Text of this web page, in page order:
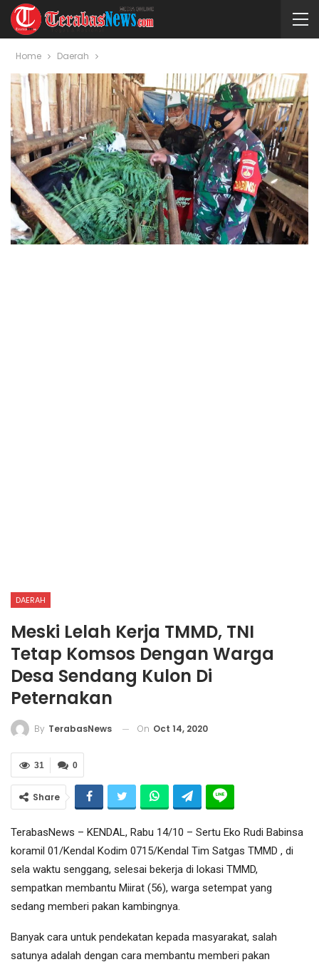
Home Daerah
DAERAH
Meski Lelah Kerja TMMD, TNI
Tetap Komsos Dengan Warga
Desa Sendang Kulon Di
Peternakan
By TerabasNews On Oct 14, 2020
0
31
Share
TerabasNews – KENDAL, Rabu 14/10 – Sertu Eko Rudi Babinsa
koramil 01/Kendal Kodim 0715/Kendal Tim Satgas TMMD , di
sela waktu senggang, selesai bekerja di lokasi TMMD,
sempatkan membantu Miirat (56), warga setempat yang
sedang memberi pakan kambingnya.
Banyak cara untuk pendekatan kepada masyarakat, salah
satunya adalah dengan cara membantu memberi pakan